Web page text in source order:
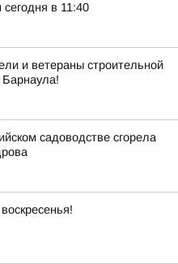
в 11:40
и ветераны строительной
Барнаула!
садоводстве сгорела